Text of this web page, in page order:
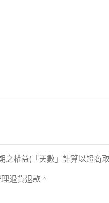
權益(「天數」計算以超商
退貨退款。